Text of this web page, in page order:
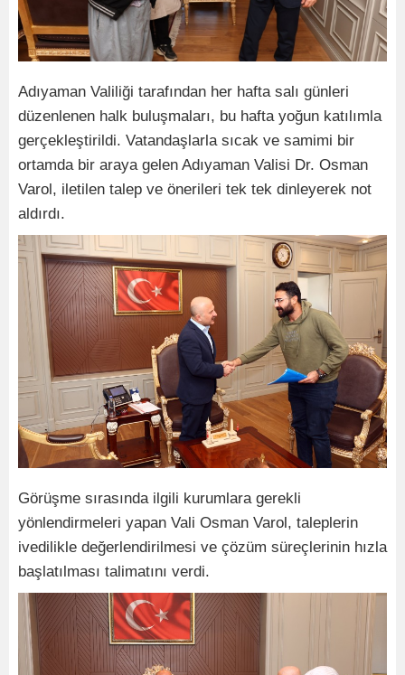
Adıyaman Valiliği tarafından her hafta salı günleri
düzenlenen halk buluşmaları, bu hafta yoğun katılımla
gerçekleştirildi. Vatandaşlarla sıcak ve samimi bir
ortamda bir araya gelen Adıyaman Valisi Dr. Osman
Varol, iletilen talep ve önerileri tek tek dinleyerek not
aldırdı.
Görüşme sırasında ilgili kurumlara gerekli
yönlendirmeleri yapan Vali Osman Varol, taleplerin
ivedilikle değerlendirilmesi ve çözüm süreçlerinin hızla
başlatılması talimatını verdi.